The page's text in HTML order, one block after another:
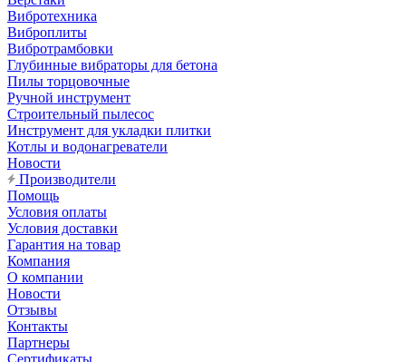
Вибротехника
Виброплиты
Вибротрамбовки
Глубинные вибраторы для бетона
Пилы торцовочные
Ручной инструмент
Строительный пылесос
Инструмент для укладки плитки
Котлы и водонагреватели
Новости
Производители
Помощь
Условия оплаты
Условия доставки
Гарантия на товар
Компания
О компании
Новости
Отзывы
Контакты
Партнеры
Сертификаты